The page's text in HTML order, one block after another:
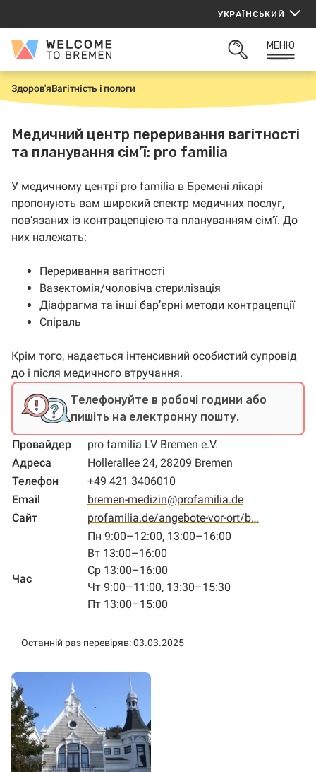
вмісту
УКРАЇНСЬКИЙ
Welcome
Bremen
ВІДКРИТИ
МЕНЮ
H
o
e
Здоров'яВагітність і пологи
Медичний центр переривання вагітності
та планування сім’ї: pro familia
У медичному центрі pro familia в Бремені лікарі
пропонують вам широкий спектр медичних послуг,
пов’язаних із контрацепцією та плануванням сім’ї. До
них належать:
Переривання вагітності
Вазектомія/чоловіча стерилізація
Діафрагма та інші бар’єрні методи контрацепції
Спіраль
Крім того, надається інтенсивний особистий супровід
до і після медичного втручання.
Телефонуйте в робочі години або
пишіть на електронну пошту.
Провайдер
pro familia LV Bremen e.V.
Адреса
Hollerallee 24, 28209 Bremen
Телефон
+49 421 3406010
Email
bremen-medizin@profamilia.de
Сайт
profamilia.de/angebote-vor-ort/b…
Час
Пн 9:00–12:00, 13:00–16:00
Вт 13:00–16:00
Ср 13:00–16:00
Чт 9:00–11:00, 13:30–15:30
Пт 13:00–15:00
Останній раз перевіряв: 03.03.2025